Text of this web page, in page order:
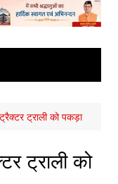
ट्राली को पकड़ा
ट्राली को